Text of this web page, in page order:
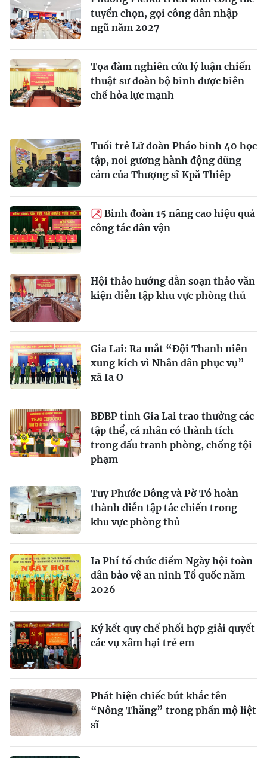
tuyển chọn, gọi công dân nhập
ngũ năm 2027
Tọa đàm nghiên cứu lý luận chiến
thuật sư đoàn bộ binh được biên
chế hỏa lực mạnh
Tuổi trẻ Lữ đoàn Pháo binh 40 học
tập, noi gương hành động dũng
cảm của Thượng sĩ Kpă Thiêp
Binh đoàn 15 nâng cao hiệu quả
công tác dân vận
Hội thảo hướng dẫn soạn thảo văn
kiện diễn tập khu vực phòng thủ
Gia Lai: Ra mắt “Đội Thanh niên
xung kích vì Nhân dân phục vụ”
xã Ia O
BĐBP tỉnh Gia Lai trao thưởng các
tập thể, cá nhân có thành tích
trong đấu tranh phòng, chống tội
phạm
Tuy Phước Đông và Pờ Tó hoàn
thành diễn tập tác chiến trong
khu vực phòng thủ
Ia Phí tổ chức điểm Ngày hội toàn
dân bảo vệ an ninh Tổ quốc năm
2026
Ký kết quy chế phối hợp giải quyết
các vụ xâm hại trẻ em
Phát hiện chiếc bút khắc tên
“Nông Thăng” trong phần mộ liệt
sĩ